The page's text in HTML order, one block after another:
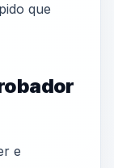
que
e